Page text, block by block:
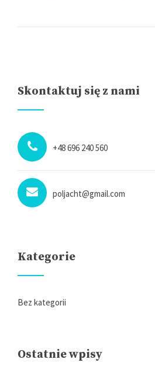
Skontaktuj się z nami
+48 696 240 560
poljacht@gmail.com
Kategorie
Bez kategorii
Ostatnie wpisy